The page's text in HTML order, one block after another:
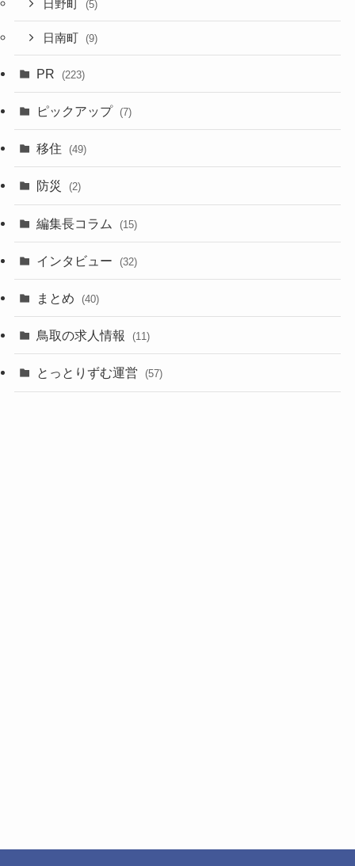
日野町 (5)
日南町 (9)
PR (223)
ピックアップ (7)
移住 (49)
防災 (2)
編集長コラム (15)
インタビュー (32)
まとめ (40)
鳥取の求人情報 (11)
とっとりずむ運営 (57)